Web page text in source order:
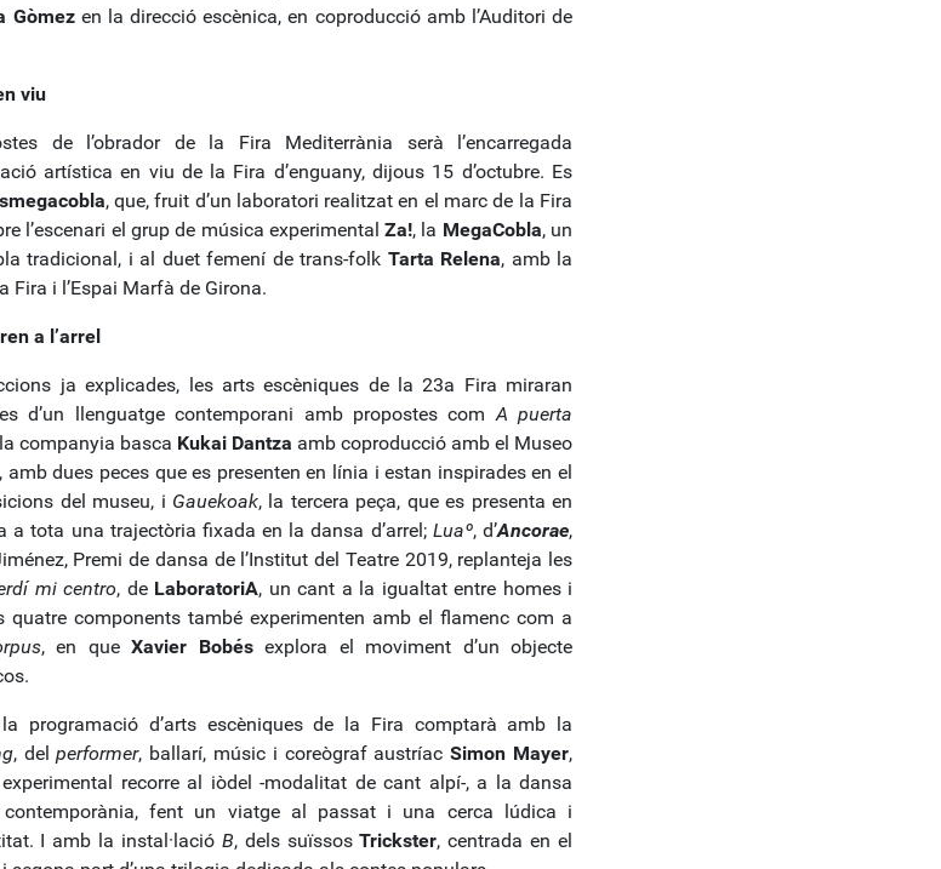
Gòmezen la direcció escènica, en coproducció amb l’Auditori de
viu
de l’obrador de la Fira Mediterrània serà l’encarregada
artística en viu de la Fira d’enguany, dijous 15 d’octubre. Es
, que, fruit d’un laboratori realitzat en el marc de la Fira
l’escenari el grup de música experimentalZa!, la MegaCobla, un
tradicional, i al duet femení de trans-folk Tarta Relena, amb la
Fira i l’Espai Marfà de Girona.
a l’arrel
ja explicades, les arts escèniques de la 23a Fira miraran
d’un llenguatge contemporani amb propostes comA puerta
companyia basca Kukai Dantza amb coproducció amb el Museo
amb dues peces que es presenten en línia i estan inspirades en el
del museu, i Gauekoak, la tercera peça, que es presenta en
a tota una trajectòria fixada en la dansa d’arrel; Luaº, d’Ancorae,
Premi de dansa de l’Institut del Teatre 2019, replanteja les
mi centro, deLaboratoriA, un cant a la igualtat entre homes i
quatre components també experimenten amb el flamenc com a
, en que Xavier Bobésexplora el moviment d’un objecte
programació d’arts escèniques de la Fira comptarà amb la
, delperformer, ballarí, músic i coreògraf austríacSimon Mayer,
recorre al iòdel -modalitat de cant alpí-, a la dansa
fent un viatge al passat i una cerca lúdica i
I amb la instal·lació B, dels suïssosTrickster, centrada en el